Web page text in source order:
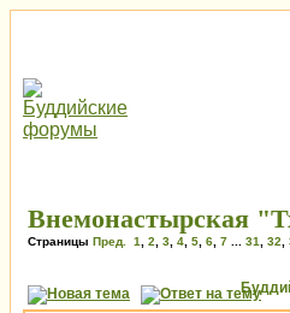
Внемонастырская
Страницы Пред. 1 2 3 4 5 6 7 31 32